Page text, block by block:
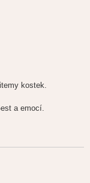
kostek.
a emocí.